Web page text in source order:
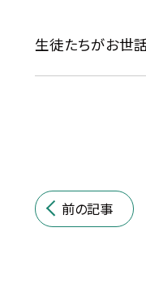
生徒たちがお世
前の記事